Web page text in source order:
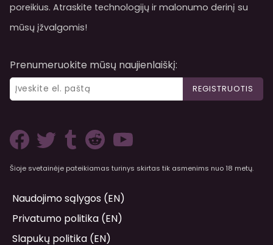
poreikius. Atraskite technologijų ir malonumo derinį su
mūsų įžvalgomis!
Prenumeruokite mūsų naujienlaiškį:
REGISTRUOTIS
Šioje svetainėje pateikiamas turinys skirtas tik asmenims nuo 18 metų.
Naudojimo sąlygos (EN)
Privatumo politika (EN)
Slapukų politika (EN)